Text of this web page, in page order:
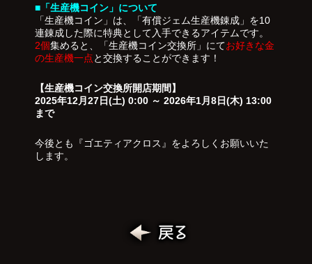
■「生産機コイン」について
「生産機コイン」は、「有償ジェム生産機錬成」を10
連錬成した際に特典として入手できるアイテムです。
2個集めると、「生産機コイン交換所」にてお好きな金
の生産機一点と交換することができます！
【生産機コイン交換所開店期間】
2025年12月27日(土) 0:00 ～ 2026年1月8日(木) 13:00
まで
今後とも『ゴエティアクロス』をよろしくお願いいた
します。